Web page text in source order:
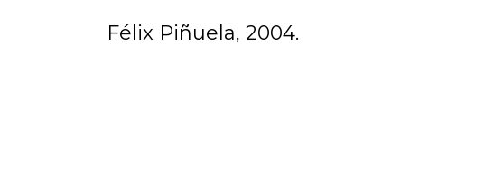
Félix Piñuela, 2004.